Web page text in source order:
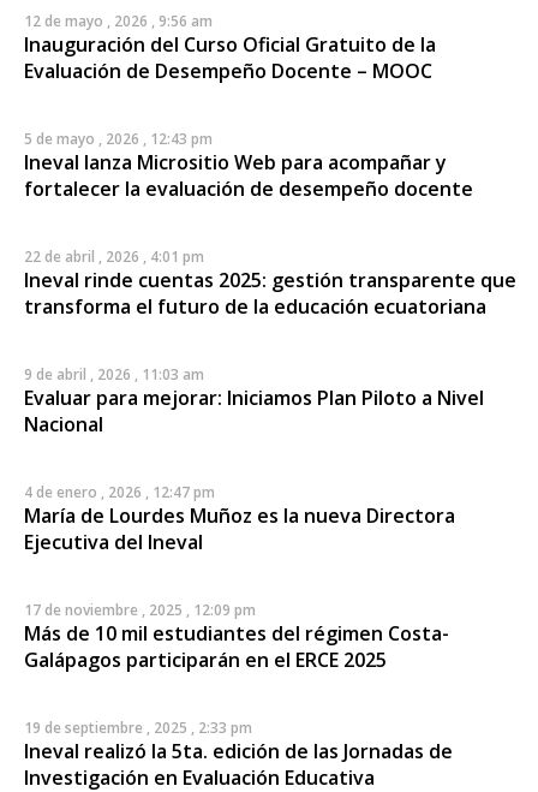
12 de mayo , 2026 , 9:56 am
Inauguración del Curso Oficial Gratuito de la
Evaluación de Desempeño Docente – MOOC
5 de mayo , 2026 , 12:43 pm
Ineval lanza Micrositio Web para acompañar y
fortalecer la evaluación de desempeño docente
22 de abril , 2026 , 4:01 pm
Ineval rinde cuentas 2025: gestión transparente que
transforma el futuro de la educación ecuatoriana
9 de abril , 2026 , 11:03 am
Evaluar para mejorar: Iniciamos Plan Piloto a Nivel
Nacional
4 de enero , 2026 , 12:47 pm
María de Lourdes Muñoz es la nueva Directora
Ejecutiva del Ineval
17 de noviembre , 2025 , 12:09 pm
Más de 10 mil estudiantes del régimen Costa-
Galápagos participarán en el ERCE 2025
19 de septiembre , 2025 , 2:33 pm
Ineval realizó la 5ta. edición de las Jornadas de
Investigación en Evaluación Educativa